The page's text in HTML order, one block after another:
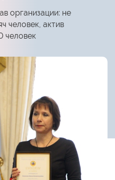
организации: не
человек, актив
человек